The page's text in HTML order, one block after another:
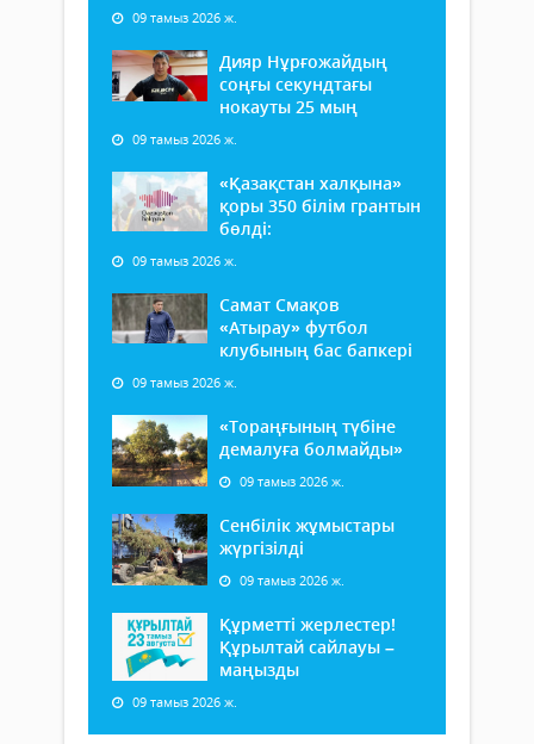
09 тамыз 2026 ж.
Дияр Нұрғожайдың
соңғы секундтағы
нокауты 25 мың
09 тамыз 2026 ж.
«Қазақстан халқына»
қоры 350 білім грантын
бөлді:
09 тамыз 2026 ж.
Самат Смақов
«Атырау» футбол
клубының бас бапкері
09 тамыз 2026 ж.
«Тораңғының түбіне
демалуға болмайды»
09 тамыз 2026 ж.
Сенбілік жұмыстары
жүргізілді
09 тамыз 2026 ж.
Құрметті жерлестер!
Құрылтай сайлауы –
маңызды
09 тамыз 2026 ж.